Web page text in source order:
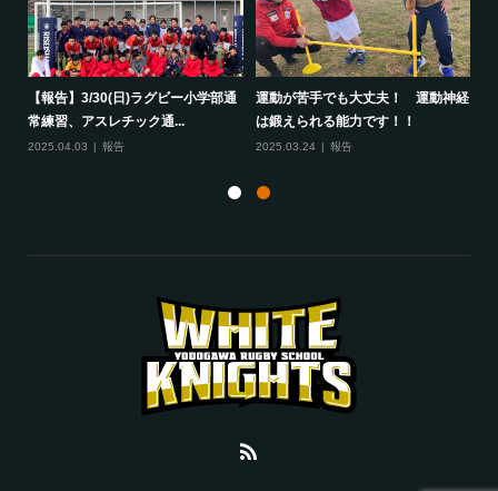
【報告】3/30(日)ラグビー小学部通
常練習、アスレチック通...
2025.04.03 報告
運動が苦手でも大丈夫！ 運動神経
は鍛えられる能力です！！
2025.03.24 報告